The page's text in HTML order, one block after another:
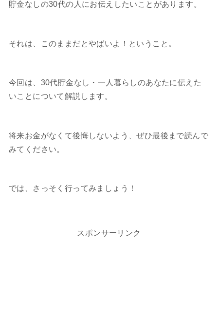
貯金なしの30代の人にお伝えしたいことがあります。
それは、このままだとやばいよ！ということ。
今回は、30代貯金なし・一人暮らしのあなたに伝えた
いことについて解説します。
将来お金がなくて後悔しないよう、ぜひ最後まで読んで
みてください。
では、さっそく行ってみましょう！
スポンサーリンク